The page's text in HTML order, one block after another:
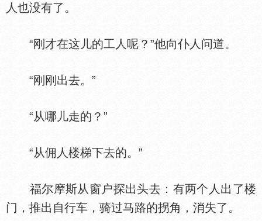
人也没有了。
“刚才在这儿的工人呢？”他向仆人问道。
“刚刚出去。”
“从哪儿走的？”
“从佣人楼梯下去的。”
福尔摩斯从窗户探出头去：有两个人出了楼
门，推出自行车，骑过马路的拐角，消失了。